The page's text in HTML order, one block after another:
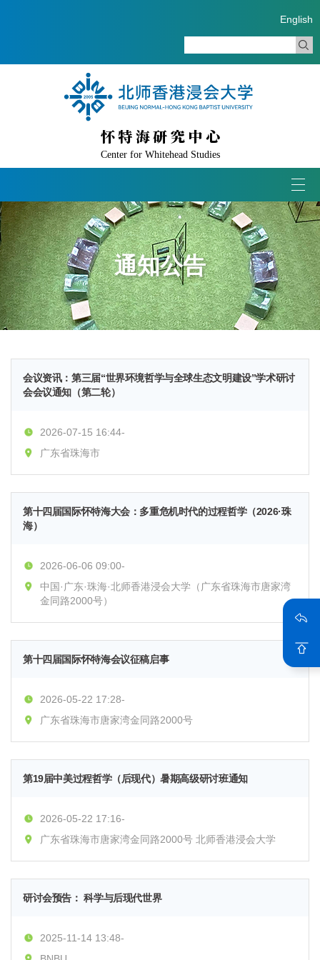
怀特海研究中心
Center for Whitehead Studies
English
通知公告
会议资讯：第三届“世界环境哲学与全球生态文明建设”学术研讨
会会议通知（第二轮）
2026-07-15 16:44-
广东省珠海市
第十四届国际怀特海大会：多重危机时代的过程哲学（2026·珠
海）
2026-06-06 09:00-
中国·广东·珠海·北师香港浸会大学（广东省珠海市唐家湾
金同路2000号）
第十四届国际怀特海会议征稿启事
2026-05-22 17:28-
广东省珠海市唐家湾金同路2000号
第19届中美过程哲学（后现代）暑期高级研讨班通知
2026-05-22 17:16-
广东省珠海市唐家湾金同路2000号 北师香港浸会大学
研讨会预告： 科学与后现代世界
2025-11-14 13:48-